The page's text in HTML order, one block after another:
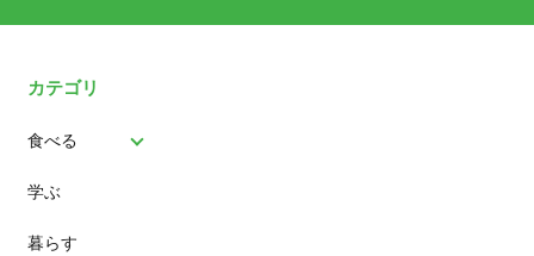
カテゴリ
食べる
パン
スイーツ
学ぶ
暮らす